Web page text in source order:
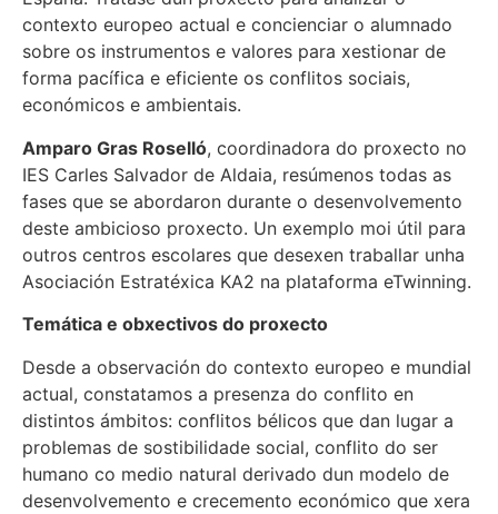
contexto europeo actual e concienciar o alumnado
sobre os instrumentos e valores para xestionar de
forma pacífica e eficiente os conflitos sociais,
económicos e ambientais.
Amparo Gras Roselló, coordinadora do proxecto no
IES Carles Salvador de Aldaia, resúmenos todas as
fases que se abordaron durante o desenvolvemento
deste ambicioso proxecto. Un exemplo moi útil para
outros centros escolares que desexen traballar unha
Asociación Estratéxica KA2 na plataforma eTwinning.
Temática e obxectivos do proxecto
Desde a observación do contexto europeo e mundial
actual, constatamos a presenza do conflito en
distintos ámbitos: conflitos bélicos que dan lugar a
problemas de sostibilidade social, conflito do ser
humano co medio natural derivado dun modelo de
desenvolvemento e crecemento económico que xera